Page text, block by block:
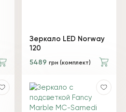
Зеркало LED Norway
120
5489 грн (комплект)